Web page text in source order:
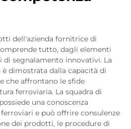
dell'azienda fornitrice di
tutto, dagli elementi
di segnalamento innovativi. La
dimostrata dalla capacità di
che affrontano le sfide
ferroviaria. La squadra di
una conoscenza
e può offrire consulenze
dei prodotti, le procedure di